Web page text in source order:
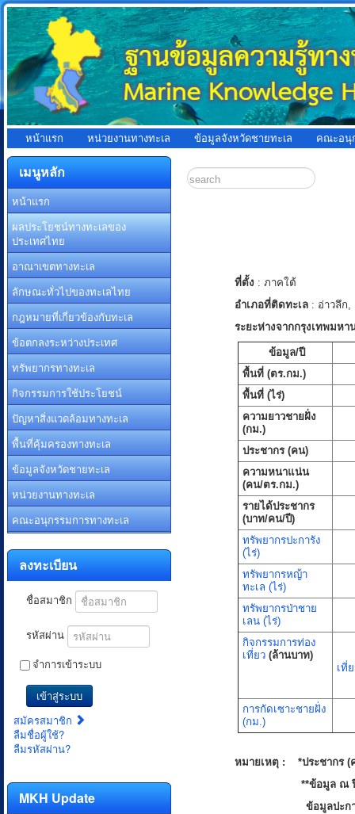
หน้าแรก หน่วยงานทางทะเล ข้อมูลจังหวัดชายทะเล คณะอนุ
เมนูหลัก
หน้าแรก
ผลประโยชน์ทางทะเลของ
ประเทศไทย
อาณาเขตทางทะเล
ลักษณะทั่วไปของทะเลไทย
กฎหมายที่เกี่ยวข้องกับทะเล
ข้อตกลงระหว่างประเทศ
ทรัพยากรทางทะเล
กิจกรรมการใช้ประโยชน์
ปัญหาสิ่งแวดล้อมทางทะเล
พื้นที่คุ้มครองทางทะเล
ข้อมูลจังหวัดชายทะเล
หน่วยงานทางทะเล
คณะอนุกรรมการทางทะเล
ลงทะเบียน
ชื่อสมาชิก
รหัสผ่าน
จำการเข้าระบบ
เข้าสู่ระบบ
สมัครสมาชิก
ลืมชื่อผู้ใช้?
ลืมรหัสผ่าน?
MKH Update
ที่ตั้ง : ภาคใต้
อำเภอที่ติดทะเล : อ่าวลึก,
ระยะห่างจากกรุงเทพมหา
ข้อมูล/ปี
พื้นที่ (ตร.กม.)
พื้นที่ (ไร่)
ความยาวชายฝั่ง
(กม.)
ประชากร (คน)
ความหนาแน่น
(คน/ตร.กม.)
รายได้ประชากร
(บาท/คน/ปี)
ทรัพยากรปะการัง
(ไร่)
ทรัพยากรหญ้า
ทะเล (ไร่)
ทรัพยากรป่าชาย
เลน (ไร่)
กิจกรรมการท่อง
เที่ยว(ล้านบาท)
เที่
การกัดเซาะชายฝั่ง
(กม.)
หมายเหตุ : *ประชากร (
**ข้อมูล ณ ปี
ข้อมูลปะก